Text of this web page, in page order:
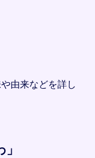
由来などを詳し